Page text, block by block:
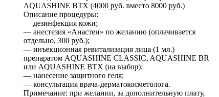
AQUASHINE BTX (4000 руб. вместо 8000 руб.)
Описание процедуры:
— дезинфекция кожи;
— анестезия «Aнастен» по желанию (оплачивается
отдельно, 300 руб.);
— инъекционная ревитализация лица (1 мл.)
препаратом AQUASHINE CLASSIC, AQUASHINE BR
или AQUASHINE BTX (на выбор);
— нанесение защитного геля;
— консультация врача-дерматокосметолога.
Примечание: при желании, за дополнительную плату,